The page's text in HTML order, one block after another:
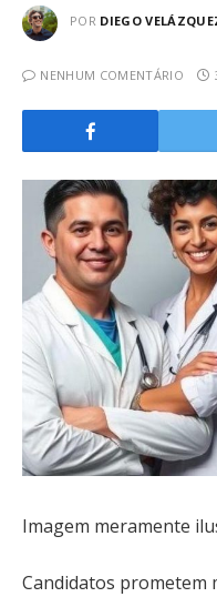
POR DIEGO
NENHUM COMENTÁRIO
Imagem meramente
Candidatos prometem